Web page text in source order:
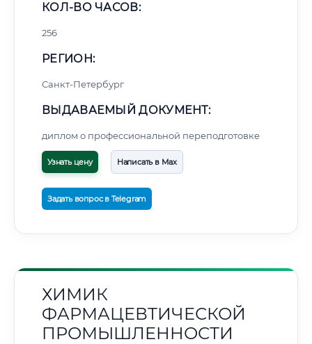
КОЛ-ВО ЧАСОВ:
256
РЕГИОН:
Санкт-Петербург
ВЫДАВАЕМЫЙ ДОКУМЕНТ:
диплом о профессиональной переподготовке
Узнать цену Написать в Max
Задать вопрос в Telegram
ХИМИК
ФАРМАЦЕВТИЧЕСКОЙ
ПРОМЫШЛЕННОСТИ